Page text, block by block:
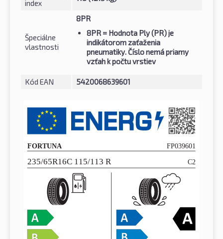
index
Špeciálne
vlastnosti
8PR
8PR = Hodnota Ply (PR) je
indikátorom zaťaženia
pneumatiky. Číslo nemá priamy
vzťah k počtu vrstiev
Kód EAN 5420068639601